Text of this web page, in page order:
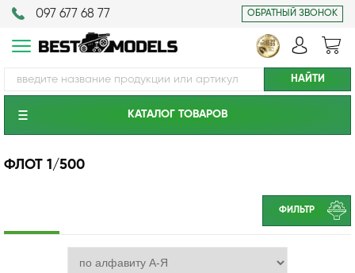
097 677 68 77 ОБРАТНЫЙ ЗВОНОК
КАТАЛОГ ТОВАРОВ
ФЛОТ 1/500
ФИЛЬТР